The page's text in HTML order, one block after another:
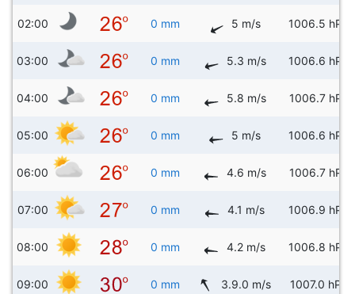
02:00 0 mm 5 m/s 1006.5 hPa
03:00 0 mm 5.3 m/s 1006.6 hPa
04:00 0 mm 5.8 m/s 1006.7 hPa
05:00 0 mm 5 m/s 1006.6 hPa
06:00 0 mm 4.6 m/s 1006.7 hPa
07:00 0 mm 4.1 m/s 1006.9 hPa
08:00 0 mm 4.2 m/s 1006.8 hPa
09:00 0 mm 3.9.0 m/s 1007.0 hPa